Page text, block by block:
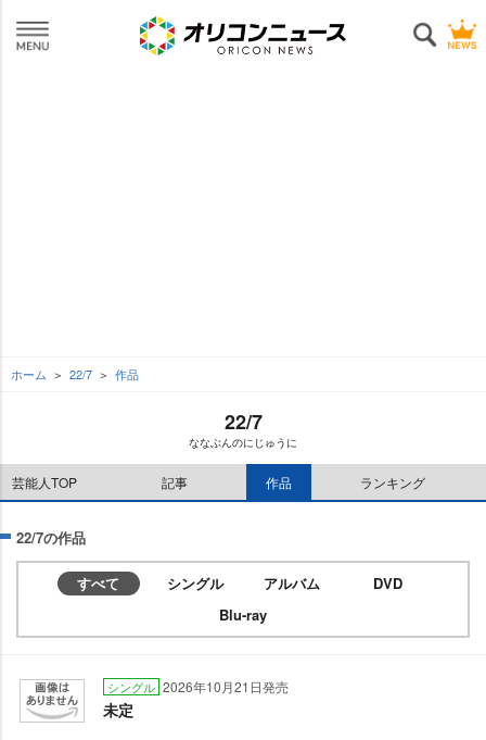
ホーム 22/7 作品
22/7
ななぶんのにじゅうに
芸能人TOP 記事 作品 ランキング
22/7の作品
すべて シングル アルバム
DVD
Blu-ray
シングル 2026年10月21日発売
未定